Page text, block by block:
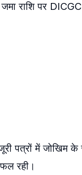
जमा राशि पर
पत्रों में जोखिम के
रही।